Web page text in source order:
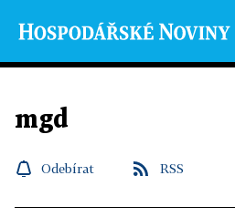
mgd
Odebírat RSS